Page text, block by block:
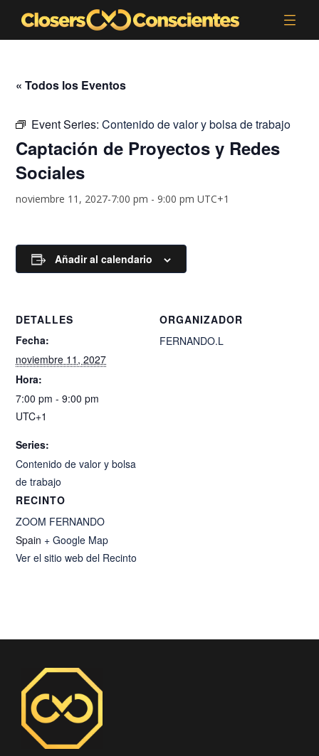
« Todos los Eventos
Event Series:Contenido de valor y bolsa de trabajo
Captación de Proyectos y Redes
Sociales
noviembre 11, 2027-7:00 pm -9:00 pm UTC+1
Añadir al calendario
DETALLES
Fecha:
noviembre 11, 2027
Hora:
7:00 pm - 9:00 pm
UTC+1
Series:
Contenido de valor y bolsa
de trabajo
RECINTO
ZOOM FERNANDO
Spain + Google Map
Ver el sitio web del Recinto
ORGANIZADOR
FERNANDO.L